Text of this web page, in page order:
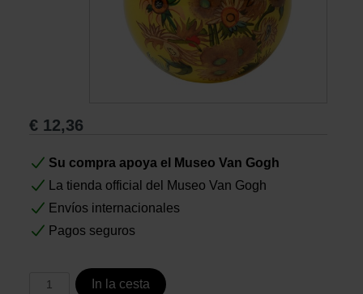
Regalos
€ 12,36
Su compra apoya el Museo Van Gogh
La tienda official del Museo Van Gogh
Envíos internacionales
Pagos seguros
In la cesta